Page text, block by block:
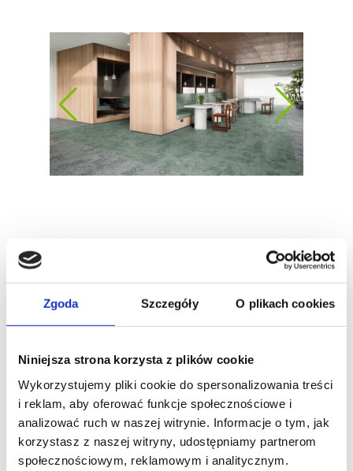
Zgoda Szczegóły O plikach cookies
Niniejsza strona korzysta z plików cookie
Wykorzystujemy pliki cookie do spersonalizowania treści
i reklam, aby oferować funkcje społecznościowe i
analizować ruch w naszej witrynie. Informacje o tym, jak
korzystasz z naszej witryny, udostępniamy partnerom
społecznościowym, reklamowym i analitycznym.